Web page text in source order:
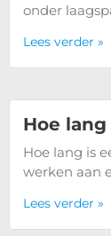
onder
Lees verder »
Hoe
Hoe lang is
werken aan
Lees verder »